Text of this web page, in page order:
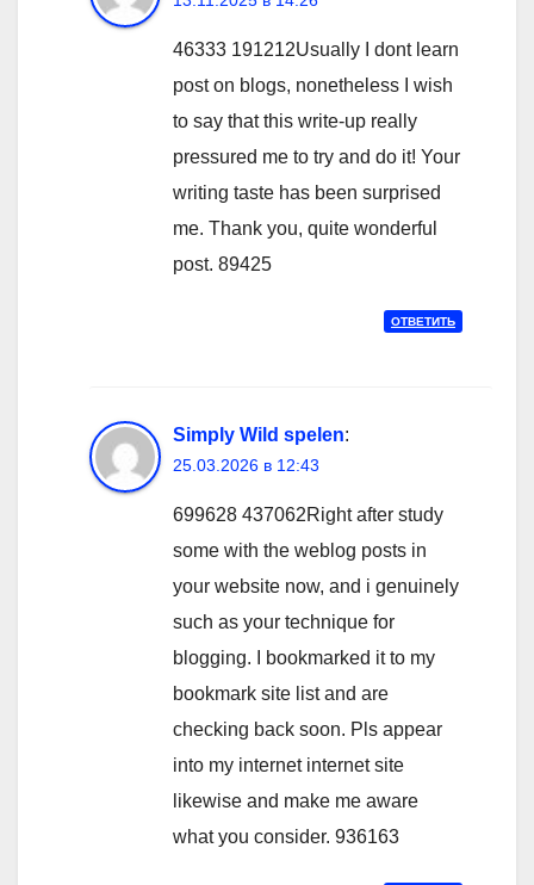
46333 191212Usually I dont learn
post on blogs, nonetheless I wish
to say that this write-up really
pressured me to try and do it! Your
writing taste has been surprised
me. Thank you, quite wonderful
post. 89425
ОТВЕТИТЬ
Simply Wild spelen:
25.03.2026 в 12:43
699628 437062Right after study
some with the weblog posts in
your website now, and i genuinely
such as your technique for
blogging. I bookmarked it to my
bookmark site list and are
checking back soon. Pls appear
into my internet internet site
likewise and make me aware
what you consider. 936163